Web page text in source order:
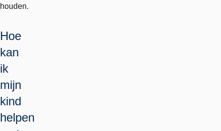
houden.
Hoe
kan
ik
mijn
kind
helpen